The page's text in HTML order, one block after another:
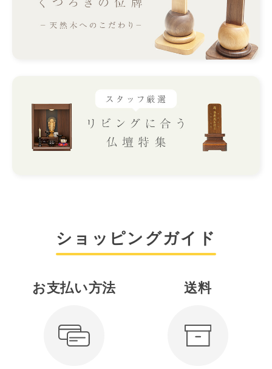
ショッピングガイド
お支払い方法 送料